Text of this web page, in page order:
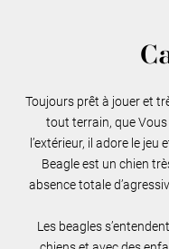
Toujours prêt à jouer et
tout terrain, que Vous
l’extérieur, il adore le jeu
Beagle est un chien
absence totale
Les beagles